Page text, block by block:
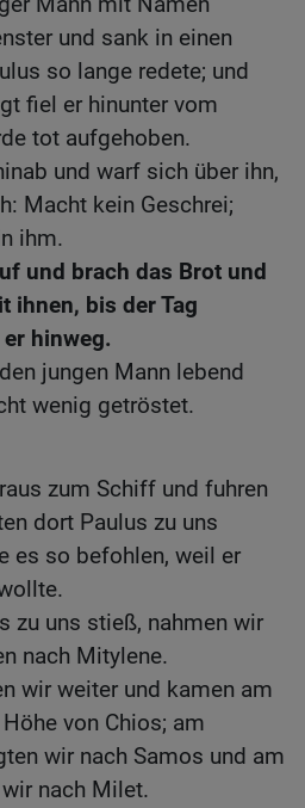
und sank in einen
so lange redete; und
fiel er hinunter vom
tot aufgehoben.
und warf sich über ihn,
Macht kein Geschrei;
ihm.
und brach das Brot und
ihnen, bis der Tag
hinweg.
jungen Mann lebend
wenig getröstet.
zum Schiff und fuhren
dort Paulus zu uns
es so befohlen, weil er
zu uns stieß, nahmen wir
nach Mitylene.
wir weiter und kamen am
von Chios; am
wir nach Samos und am
nach Milet.